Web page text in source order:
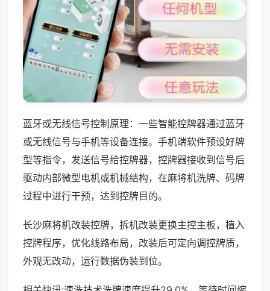
蓝牙或无线信号控制原理：一些智能控牌器通过蓝牙
或无线信号与手机等设备连接。手机端软件预设好牌
型等指令，发送信号给控牌器，控牌器接收到信号后
驱动内部微型电机或机械结构，在麻将机洗牌、码牌
过程中进行干预，达到控牌目的。
长沙麻将机改装控牌，拆机改装更换主控主板，植入
控牌程序，优化线路布局，改装后可定向调控牌质，
外观无改动，运行数据伪装到位。